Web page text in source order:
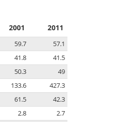
2001 2011
59.7
57.1
41.8
41.5
50.3
49
133.6
427.3
61.5
42.3
2.8
2.7